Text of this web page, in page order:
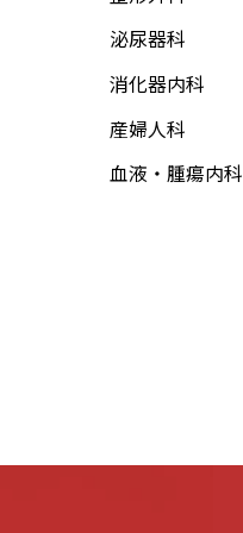
泌尿器科
消化器内科
産婦人科
血液・腫瘍内科